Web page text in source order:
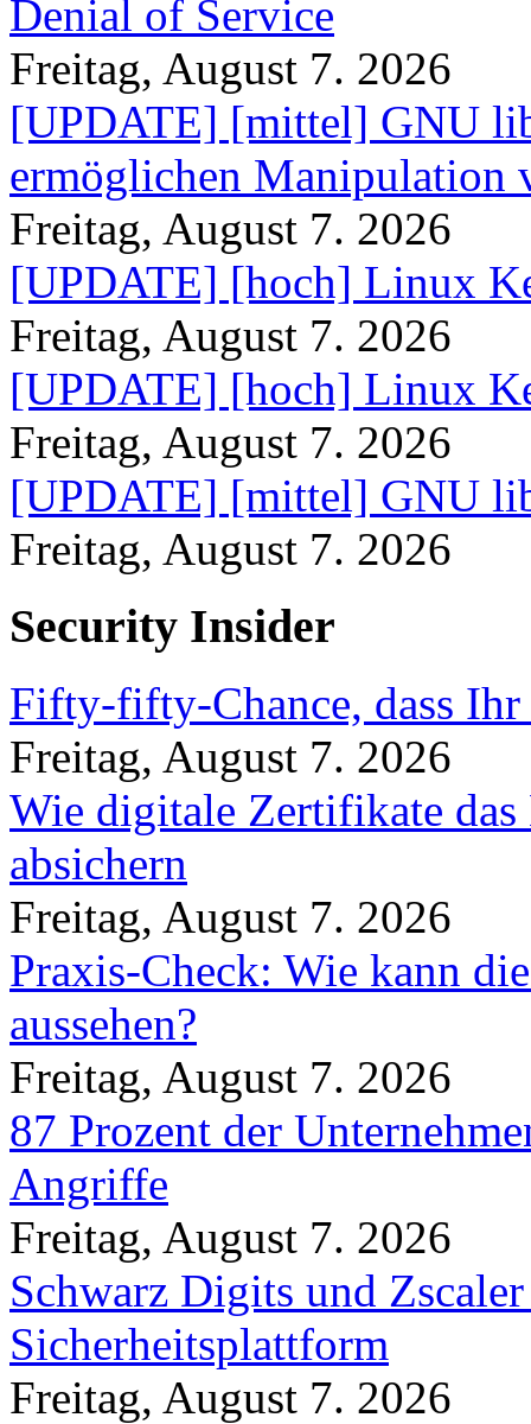
Denial of Service
Freitag, August 7. 2026
[UPDATE] [mittel] GNU
ermöglichen Manipulation
Freitag, August 7. 2026
[UPDATE] [hoch] Linux
Freitag, August 7. 2026
[UPDATE] [hoch] Linux
Freitag, August 7. 2026
[UPDATE] [mittel] GNU
Freitag, August 7. 2026
Security Insider
Fifty-fifty-Chance, dass
Freitag, August 7. 2026
Wie digitale Zertifikate
absichern
Freitag, August 7. 2026
Praxis-Check: Wie kann
aussehen?
Freitag, August 7. 2026
87 Prozent der
Angriffe
Freitag, August 7. 2026
Schwarz Digits und
Sicherheitsplattform
Freitag, August 7. 2026